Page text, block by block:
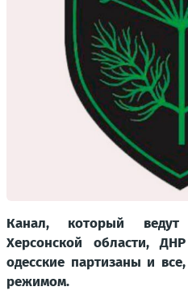
Канал, который
Херсонской области,
одесские партизаны и
режимом.